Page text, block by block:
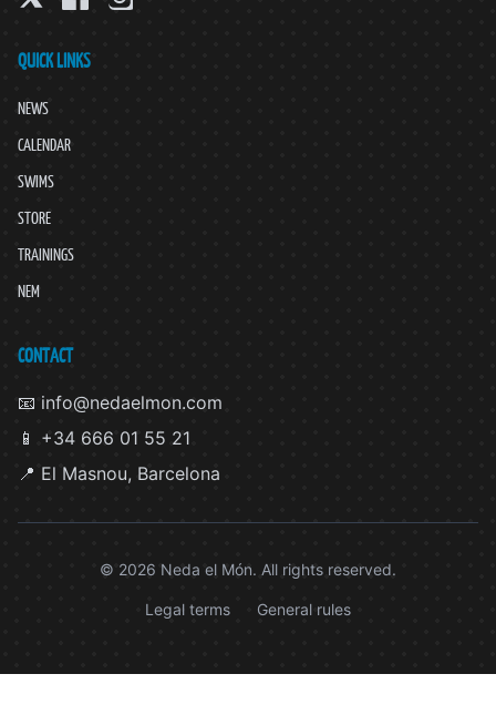
QUICK LINKS
NEWS
CALENDAR
SWIMS
STORE
TRAININGS
NEM
CONTACT
📧 info@nedaelmon.com
📱 +34 666 01 55 21
📍 El Masnou, Barcelona
© 2026 Neda el Món. All rights reserved.
Legal terms General rules